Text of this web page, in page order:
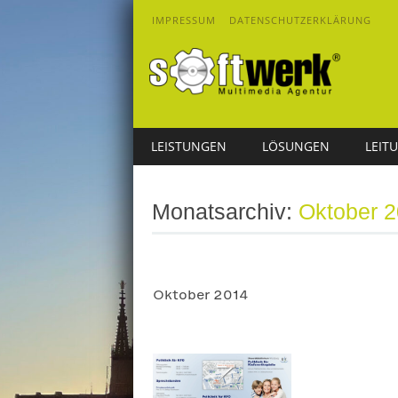
IMPRESSUM DATENSCHUTZERKLÄRUNG
Main menu
LEISTUNGEN LÖSUNGEN
Monatsarchiv: Oktober
Oktober 2014